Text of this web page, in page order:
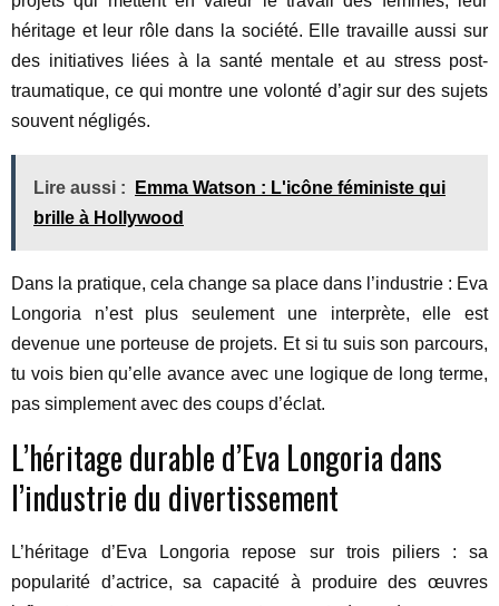
héritage et leur rôle dans la société. Elle travaille aussi sur
des initiatives liées à la santé mentale et au stress post-
traumatique, ce qui montre une volonté d’agir sur des sujets
souvent négligés.
Lire aussi :
Emma Watson : L'icône féministe qui
brille à Hollywood
Dans la pratique, cela change sa place dans l’industrie : Eva
Longoria n’est plus seulement une interprète, elle est
devenue une porteuse de projets. Et si tu suis son parcours,
tu vois bien qu’elle avance avec une logique de long terme,
pas simplement avec des coups d’éclat.
L’héritage durable d’Eva Longoria dans
l’industrie du divertissement
L’héritage d’Eva Longoria repose sur trois piliers : sa
popularité d’actrice, sa capacité à produire des œuvres